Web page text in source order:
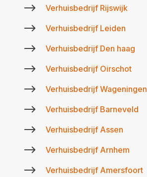
$ Verhuisbedrijf Rijswijk
$ Verhuisbedrijf Leiden
$ Verhuisbedrijf Den haag
$ Verhuisbedrijf Oirschot
$ Verhuisbedrijf Wageningen
$ Verhuisbedrijf Barneveld
$ Verhuisbedrijf Assen
$ Verhuisbedrijf Arnhem
$ Verhuisbedrijf Amersfoort